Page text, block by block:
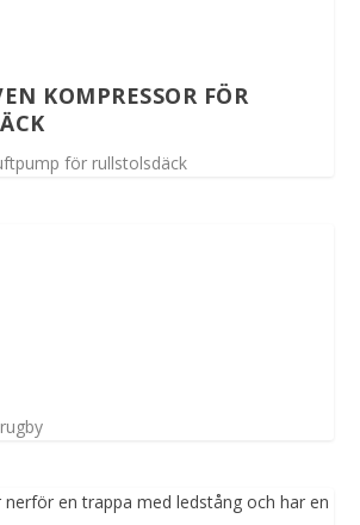
KOMPRESSOR FÖR
för rullstolsdäck